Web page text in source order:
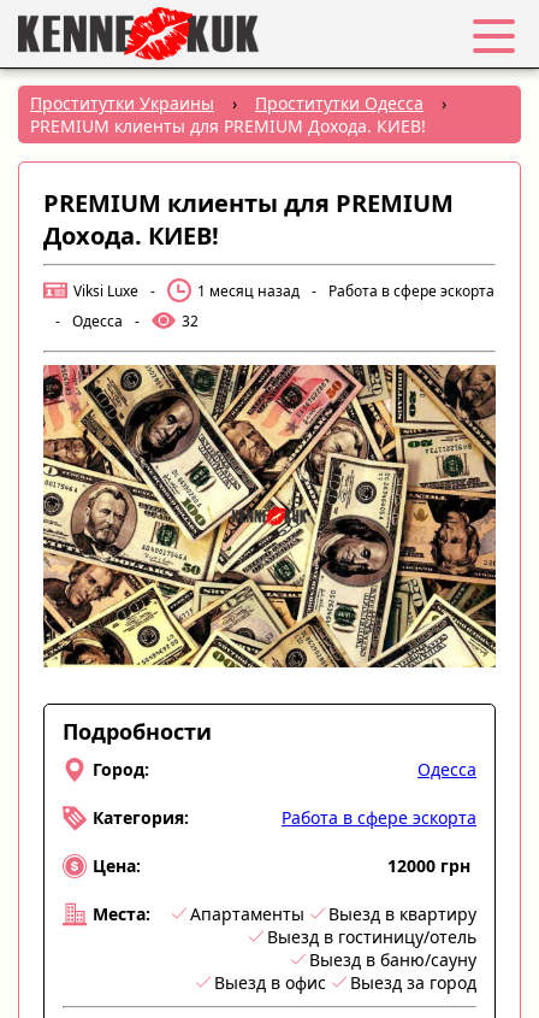
Избранное
Вход
Регистрация
Города:
Создать объявление
Проститутки Украины › Проститутки Одесса
›
PREMIUM клиенты для PREMIUM Дохода. КИЕВ!
PREMIUM клиенты для PREMIUM
Дохода. КИЕВ!
Viksi Luxe - 1 месяц назад -
Работа в сфере эскорта
- Одесса - 32
Подробности
Город: Одесса
Категория: Работа в сфере эскорта
Цена: 12000 грн
Места: Апартаменты
Выезд в квартиру
Выезд в гостиницу/отель
Выезд в баню/сауну
Выезд в офис
Выезд за город